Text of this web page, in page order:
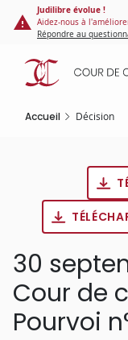
Panneau de gestion
contenu
principal
Judilibre évolue !
Aidez-nous à
Répondre au
Accueil Décision
30
Cour de
Pourvoi